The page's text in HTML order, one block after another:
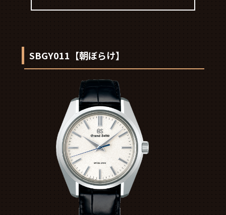
SBGY011【朝ぼらけ】